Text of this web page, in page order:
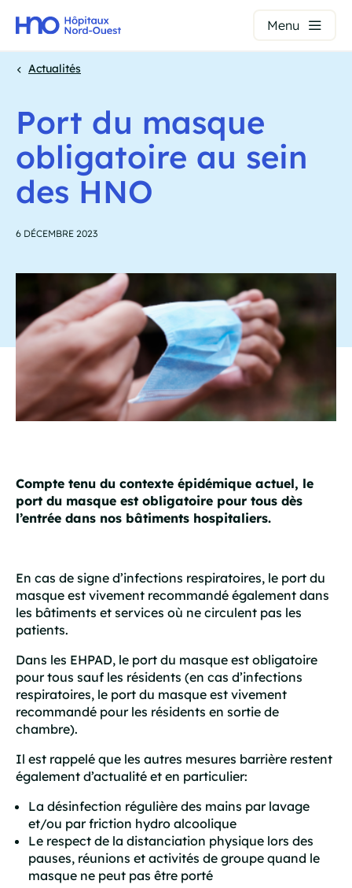
principal
Menu
d'Ariane
Actualités
Port du masque
obligatoire au sein
des HNO
6 DÉCEMBRE 2023
Compte tenu du contexte épidémique actuel, le
port du masque est obligatoire pour tous dès
l’entrée dans nos bâtiments hospitaliers.
En cas de signe d’infections respiratoires, le port du
masque est vivement recommandé également dans
les bâtiments et services où ne circulent pas les
patients.
Dans les EHPAD, le port du masque est obligatoire
pour tous sauf les résidents (en cas d’infections
respiratoires, le port du masque est vivement
recommandé pour les résidents en sortie de
chambre).
Il est rappelé que les autres mesures barrière restent
également d’actualité et en particulier:
La désinfection régulière des mains par lavage
et/ou par friction hydro alcoolique
Le respect de la distanciation physique lors des
pauses, réunions et activités de groupe quand le
masque ne peut pas être porté